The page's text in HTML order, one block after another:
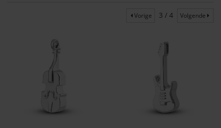
Vorige 3 / 4 Volgende